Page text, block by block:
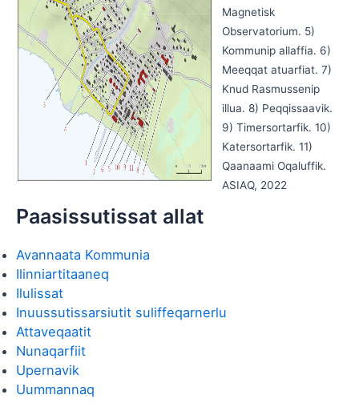
Magnetisk
Observatorium. 5)
Kommunip allaffia. 6)
Meeqqat atuarfiat. 7)
Knud Rasmussenip
illua. 8) Peqqissaavik.
9) Timersortarfik. 10)
Katersortarfik. 11)
Qaanaami Oqaluffik.
ASIAQ, 2022
Paasissutissat allat
Avannaata Kommunia
Ilinniartitaaneq
Ilulissat
Inuussutissarsiutit suliffeqarnerlu
Attaveqaatit
Nunaqarfiit
Upernavik
Uummannaq